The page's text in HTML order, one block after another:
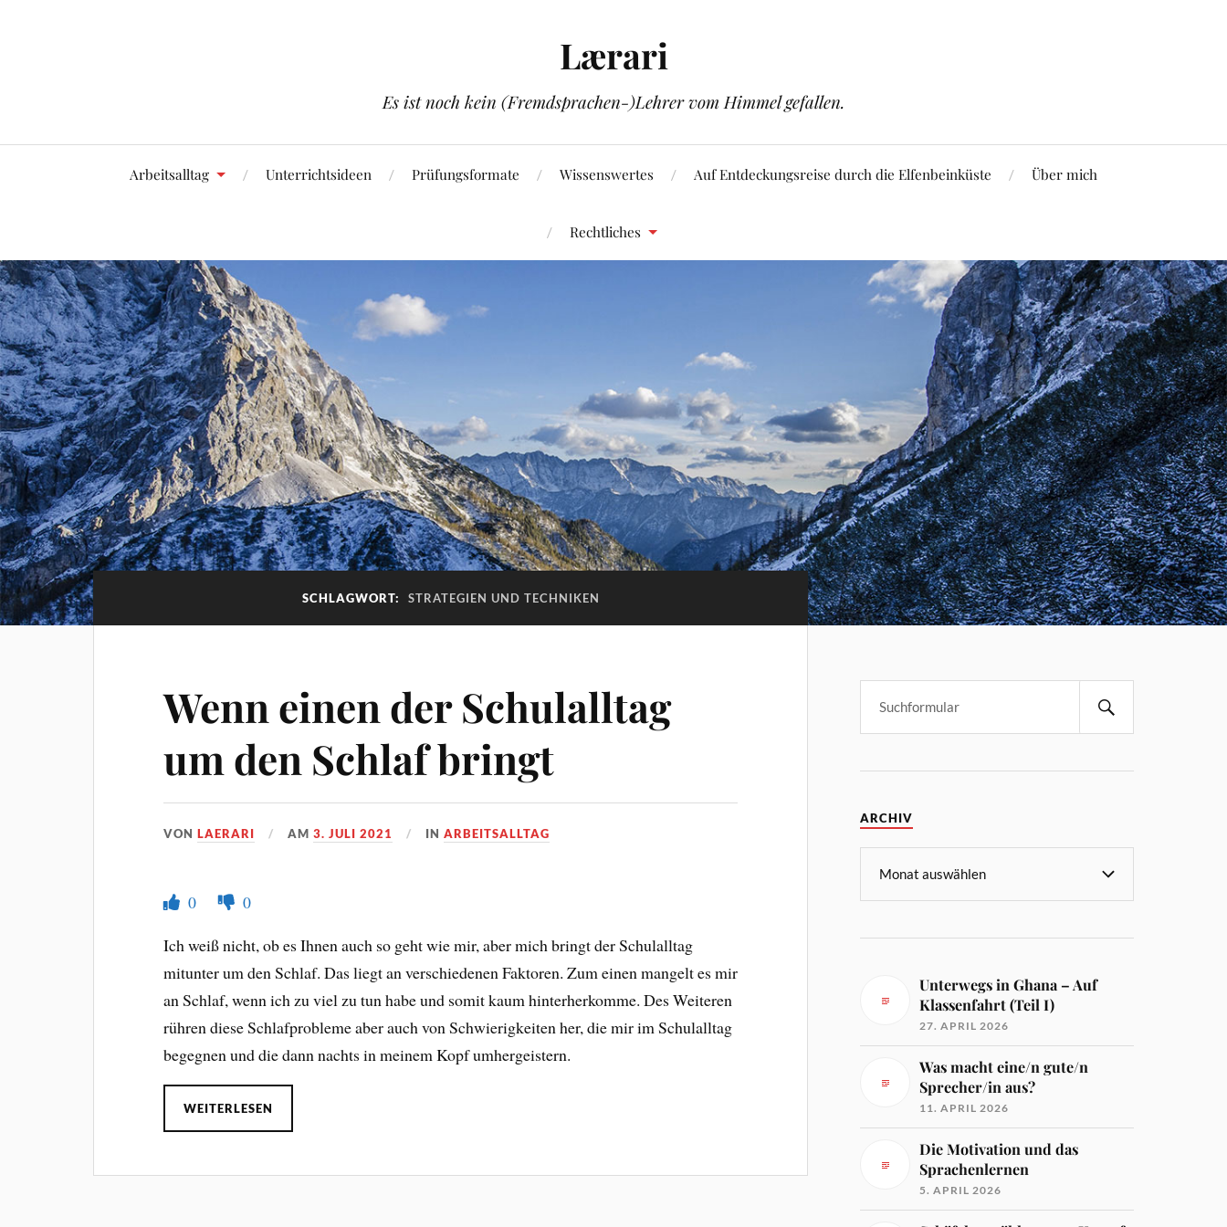
Lærari
Es ist noch kein (Fremdsprachen-)Lehrer vom Himmel gefallen.
Arbeitsalltag Unterrichtsideen Prüfungsformate Wissenswertes Auf Entdeckungsreise durch die Elfenbeinküste Über mich
Rechtliches
SCHLAGWORT: STRATEGIEN UND TECHNIKEN
Wenn einen der Schulalltag
um den Schlaf bringt
VONLAERARI AM3. JULI 2021 INARBEITSALLTAG
0
0
Ich weiß nicht, ob es Ihnen auch so geht wie mir, aber mich bringt der Schulalltag
mitunter um den Schlaf. Das liegt an verschiedenen Faktoren. Zum einen mangelt es mir
an Schlaf, wenn ich zu viel zu tun habe und somit kaum hinterherkomme. Des Weiteren
rühren diese Schlafprobleme aber auch von Schwierigkeiten her, die mir im Schulalltag
begegnen und die dann nachts in meinem Kopf umhergeistern.
WEITERLESEN
ARCHIV
Unterwegs in Ghana – Auf
Klassenfahrt (Teil I)
27. APRIL 2026
Was macht eine/n gute/n
Sprecher/in aus?
11. APRIL 2026
Die Motivation und das
Sprachenlernen
5. APRIL 2026